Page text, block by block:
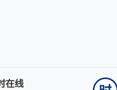
在线